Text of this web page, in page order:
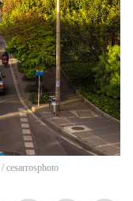
/ cesarrosphoto